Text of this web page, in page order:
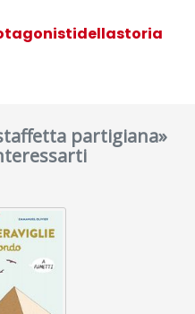
partigiana»